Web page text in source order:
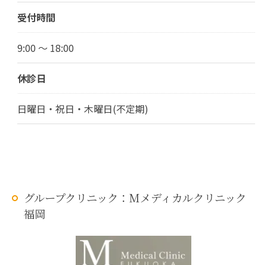
受付時間
9:00 ～ 18:00
休診日
日曜日・祝日・木曜日(不定期)
グループクリニック：Mメディカルクリニック
福岡